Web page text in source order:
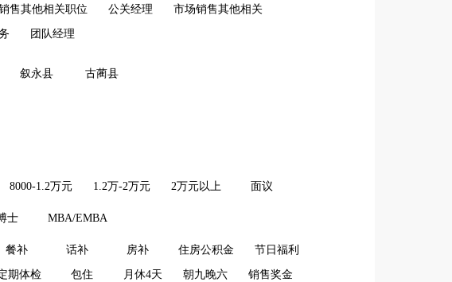
售其他相关职位 公关经理 市场销售其他相关
团队经理
叙永县 古蔺县
8000-1.2万元 1.2万-2万元 2万元以上 面议
士 MBA/EMBA
餐补 话补 房补 住房公积金 节日福利
期体检 包住 月休4天 朝九晚六 销售奖金